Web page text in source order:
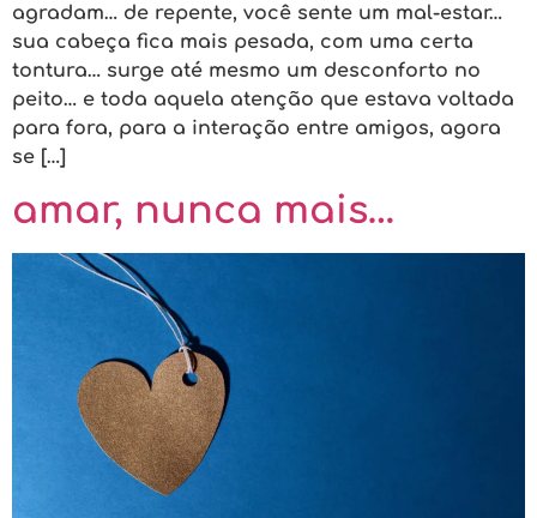
agradam… de repente, você sente um mal-estar…
sua cabeça fica mais pesada, com uma certa
tontura… surge até mesmo um desconforto no
peito… e toda aquela atenção que estava voltada
para fora, para a interação entre amigos, agora
se […]
amar, nunca mais…